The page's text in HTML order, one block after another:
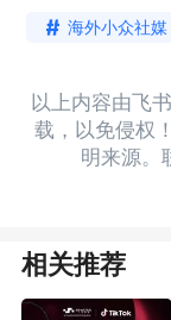
海外小众社媒
以上内容由飞
载，以免侵权
明来源。
相关推荐